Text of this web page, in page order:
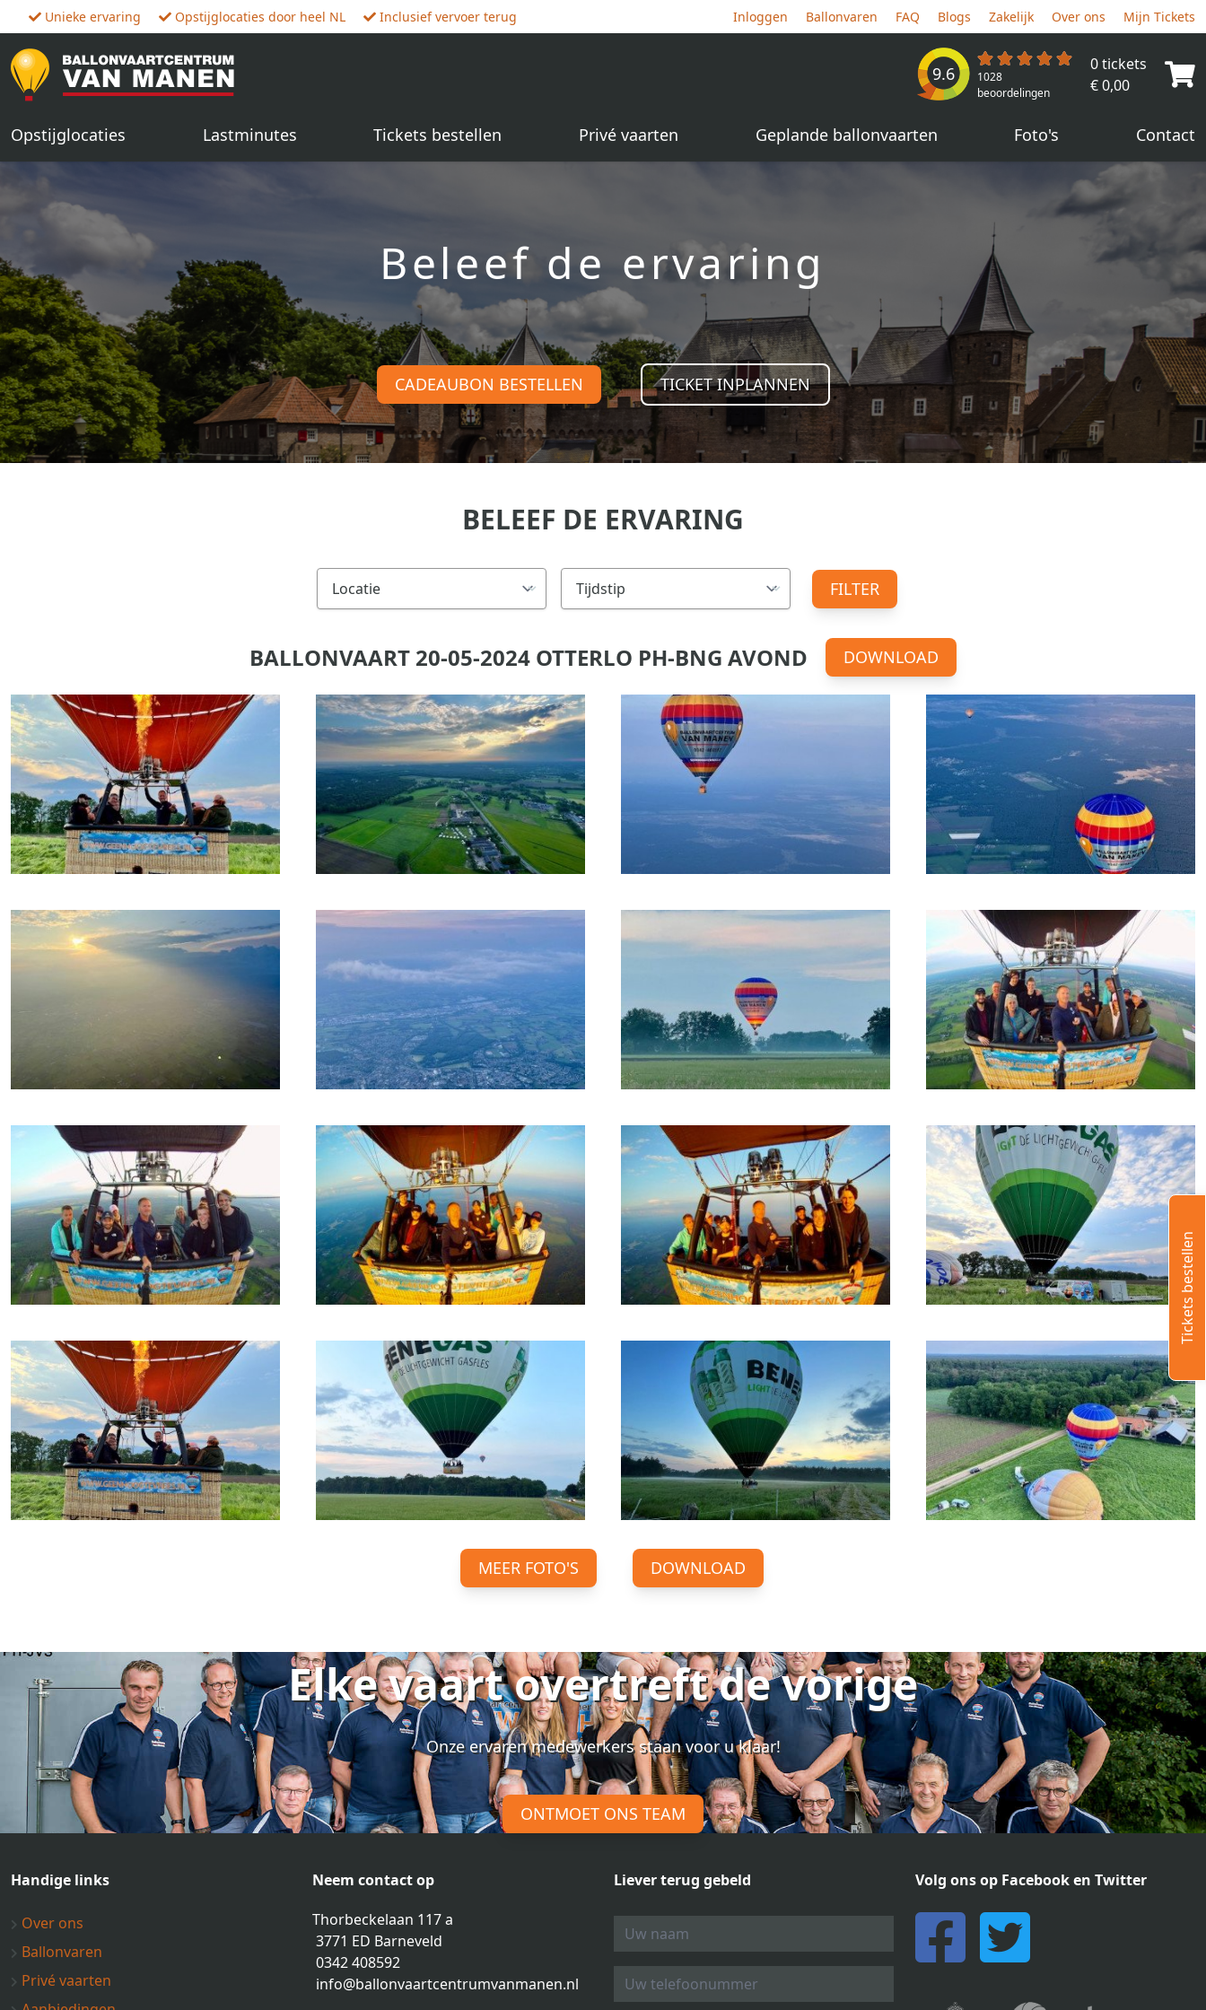
Unieke ervaring Opstijglocaties door heel NL Inclusief vervoer terug Inloggen Ballonvaren FAQ Blogs Zakelijk Over ons Mijn Tickets
9.6
1028
beoordelingen
0 tickets
€ 0,00
Opstijglocaties Lastminutes Tickets bestellen Privé vaarten Geplande ballonvaarten Foto's Contact
Beleef de ervaring
CADEAUBON BESTELLEN TICKET INPLANNEN
BELEEF DE ERVARING
FILTER
BALLONVAART 20-05-2024 OTTERLO PH-BNG AVOND DOWNLOAD
MEER FOTO'S DOWNLOAD
Elke vaart overtreft de vorige
Onze ervaren medewerkers staan voor u klaar!
ONTMOET ONS TEAM
Handige links
Over ons
Ballonvaren
Privé vaarten
Neem contact op
Thorbeckelaan 117 a
3771 ED Barneveld
0342 408592
info@ballonvaartcentrumvanmanen.nl
Liever terug gebeld Volg ons op Facebook en Twitter
Tickets bestellen